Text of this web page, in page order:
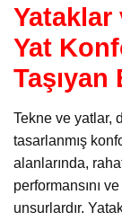
Yataklar
Yat
Tekne ve yatlar,
tasarlanmış
alanlarında,
performansını
unsurlardır.